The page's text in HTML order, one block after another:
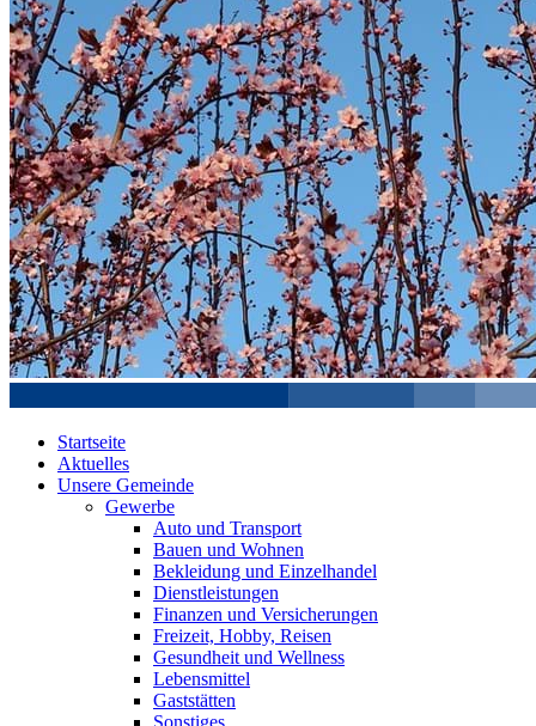
Startseite
Aktuelles
Unsere Gemeinde
Gewerbe
Auto und Transport
Bauen und Wohnen
Bekleidung und Einzelhandel
Dienstleistungen
Finanzen und Versicherungen
Freizeit, Hobby, Reisen
Gesundheit und Wellness
Lebensmittel
Gaststätten
Sonstiges